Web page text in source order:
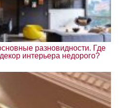
разновидности. Где
интерьера недорого?